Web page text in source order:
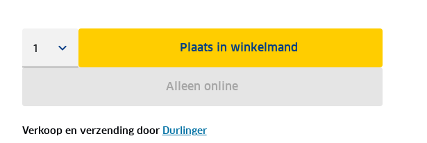
Plaats in winkelmand
Alleen online
Verkoop en verzending door Durlinger